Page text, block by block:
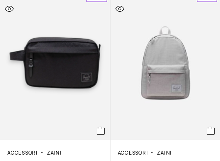
ACCESSORI ZAINI ACCESSORI ZAINI